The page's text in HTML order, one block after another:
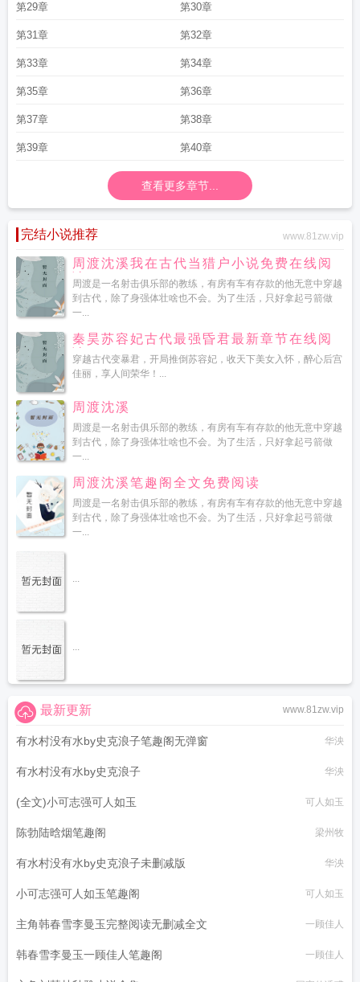
第29章 第30章
第31章 第32章
第33章 第34章
第35章 第36章
第37章 第38章
第39章 第40章
查看更多章节...
完结小说推荐 www.81zw.vip
周渡沈溪我在古代当猎户小说免费在线阅
读
周渡是一名射击俱乐部的教练，有房有车有存款的他无意中穿越
到古代，除了身强体壮啥也不会。为了生活，只好拿起弓箭做
一...
秦昊苏容妃古代最强昏君最新章节在线阅
读
穿越古代变暴君，开局推倒苏容妃，收天下美女入怀，醉心后宫
佳丽，享人间荣华！...
周渡沈溪
周渡是一名射击俱乐部的教练，有房有车有存款的他无意中穿越
到古代，除了身强体壮啥也不会。为了生活，只好拿起弓箭做
一...
周渡沈溪笔趣阁全文免费阅读
周渡是一名射击俱乐部的教练，有房有车有存款的他无意中穿越
到古代，除了身强体壮啥也不会。为了生活，只好拿起弓箭做
一...
...
...
www.81zw.vip
最新更新
有水村没有水by史克浪子笔趣阁无弹窗 华泱
有水村没有水by史克浪子 华泱
(全文)小可志强可人如玉 可人如玉
陈勃陆晗烟笔趣阁 梁州牧
有水村没有水by史克浪子未删减版 华泱
小可志强可人如玉笔趣阁 可人如玉
主角韩春雪李曼玉完整阅读无删减全文 一顾佳人
韩春雪李曼玉一顾佳人笔趣阁 一顾佳人